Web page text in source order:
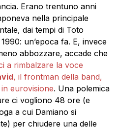
Erano trentuno anni
nella principale
dai tempi di Toto
un’epoca fa. E, invece
abbozzare, accade che
a rimbalzare la voce
, il frontman della band,
eurovisione. Una polemica
ci vogliono 48 ore (e
a cui Damiano si
per chiudere una delle